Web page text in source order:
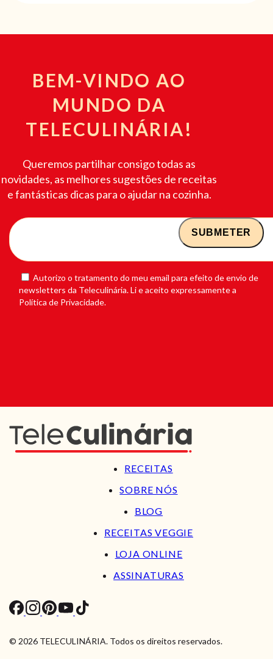
BEM-VINDO AO
MUNDO DA
TELECULINÁRIA!
Queremos partilhar consigo todas as
novidades, as melhores sugestões de receitas
e fantásticas dicas para o ajudar na cozinha.
Autorizo o tratamento do meu email para efeito de envio de
newsletters da Teleculinária. Li e aceito expressamente a
Política de Privacidade.
RECEITAS
SOBRE NÓS
BLOG
RECEITAS VEGGIE
LOJA ONLINE
ASSINATURAS
© 2026 TELECULINÁRIA. Todos os direitos reservados.